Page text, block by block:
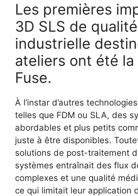
Les premières
3D SLS de qualité
industrielle
ateliers ont été la
Fuse.
À l’instar d’autres
telles que FDM ou SLA, des
abordables et plus petits
juste à être disponibles.
solutions de post-traitement
systèmes entraînait des flux
complexes et une qualité
ce qui limitait leur application